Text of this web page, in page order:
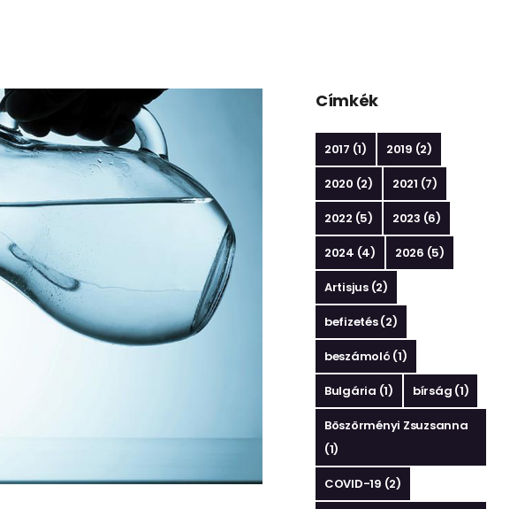
Címkék
2017 (1) 2019 (2)
2020 (2) 2021 (7)
2022 (5) 2023 (6)
2024 (4) 2026 (5)
Artisjus(2)
befizetés(2)
beszámoló (1)
Bulgária (1) bírság (1)
Böszörményi Zsuzsanna
(1)
COVID-19 (2)